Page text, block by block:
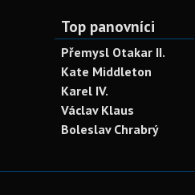
Top panovníci
Přemysl Otakar II.
Kate Middleton
Karel IV.
Václav Klaus
Boleslav Chrabrý